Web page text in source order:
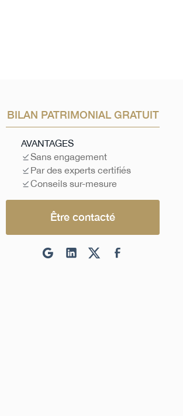
BILAN PATRIMONIAL GRATUIT
AVANTAGES
Sans engagement
Par des experts certifiés
Conseils sur-mesure
Être contacté